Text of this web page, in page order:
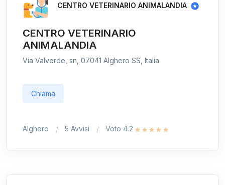
CENTRO VETERINARIO ANIMALANDIA
CENTRO VETERINARIO
ANIMALANDIA
Via Valverde, sn, 07041 Alghero SS, Italia
Chiama
Alghero 5 Avvisi Voto 4.2